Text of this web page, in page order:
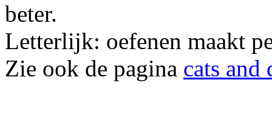
beter.
Letterlijk: oefenen maakt
Zie ook de pagina cats and